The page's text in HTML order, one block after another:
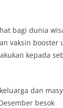
bagi dunia
vaksin
kepada
dan
besok